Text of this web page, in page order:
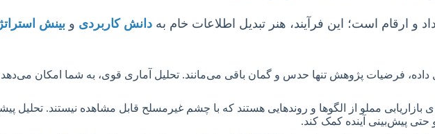
و ارقام است؛ این فرآیند، هنر تبدیل اطلاعات خام به دانش کاربردی و بینش
داده، فرضیات پژوهش تنها حدس و گمان باقی می‌مانند. تحلیل آماری قوی، به شما امکان می‌دهد
بازاریابی مملو از الگوها و روندهایی هستند که با چشم غیرمسلح قابل مشاهده نیستند. تحلیل
حتی پیش‌بینی آینده کمک کند.